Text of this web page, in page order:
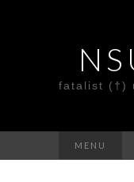
fatalist (†)
MENU